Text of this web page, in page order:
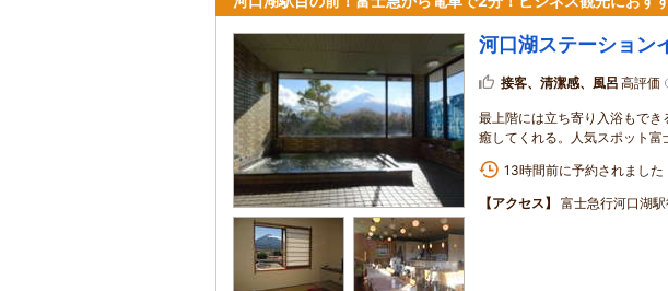
河口湖ステーション
接客、清潔感、風呂 高評価
最上階には立ち寄り入浴もで
癒してくれる。人気スポット富
13時間前に予約されました
【アクセス】
富士急行河口湖駅